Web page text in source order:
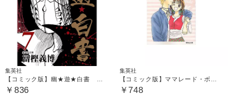
集英社
【コミック版】幽★遊★白書 ７
￥836
集英社
【コミック版】ママレード・ボーイ ５
￥748